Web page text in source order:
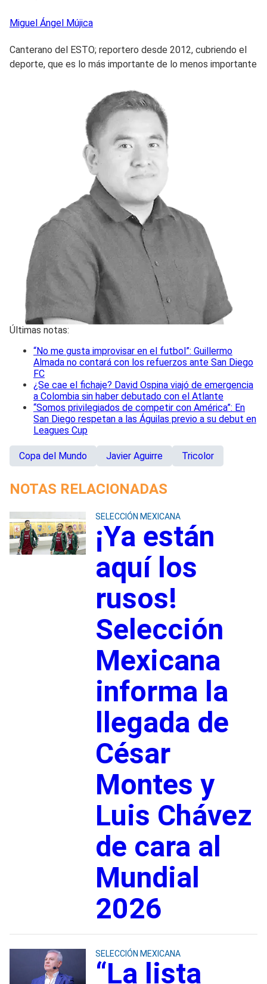
Miguel Ángel Mújica
Canterano del ESTO; reportero desde 2012, cubriendo el
deporte, que es lo más importante de lo menos importante
Últimas notas:
“No me gusta improvisar en el futbol”: Guillermo
Almada no contará con los refuerzos ante San Diego
FC
¿Se cae el fichaje? David Ospina viajó de emergencia
a Colombia sin haber debutado con el Atlante
“Somos privilegiados de competir con América”: En
San Diego respetan a las Águilas previo a su debut en
Leagues Cup
Copa del Mundo Javier Aguirre Tricolor
NOTAS RELACIONADAS
SELECCIÓN MEXICANA
¡Ya están
aquí los
rusos!
Selección
Mexicana
informa la
llegada de
César
Montes y
Luis Chávez
de cara al
Mundial
2026
SELECCIÓN MEXICANA
“La lista